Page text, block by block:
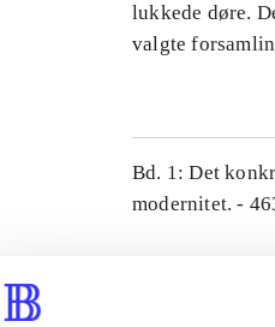
lukkede døre.
valgte
Bd. 1: Det
modernitet. -